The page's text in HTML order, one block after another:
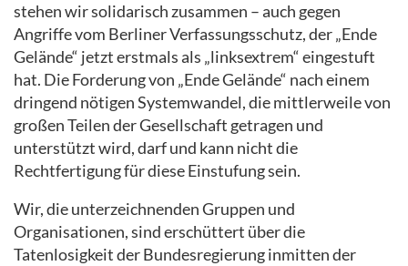
stehen wir solidarisch zusammen – auch gegen
Angriffe vom Berliner Verfassungsschutz, der „Ende
Gelände“ jetzt erstmals als „linksextrem“ eingestuft
hat. Die Forderung von „Ende Gelände“ nach einem
dringend nötigen Systemwandel, die mittlerweile von
großen Teilen der Gesellschaft getragen und
unterstützt wird, darf und kann nicht die
Rechtfertigung für diese Einstufung sein.
Wir, die unterzeichnenden Gruppen und
Organisationen, sind erschüttert über die
Tatenlosigkeit der Bundesregierung inmitten der